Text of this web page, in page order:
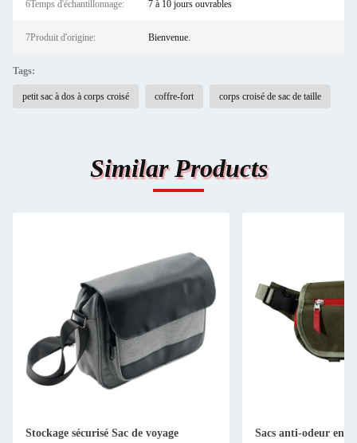
6Temps d'échantillonnage: 7 à 10 jours ouvrables
7Produit d'origine: Bienvenue.
Tags:
petit sac à dos à corps croisé coffre-fort corps croisé de sac de taille
Similar Products
Stockage sécurisé Sac de voyage
Sacs anti-odeur en